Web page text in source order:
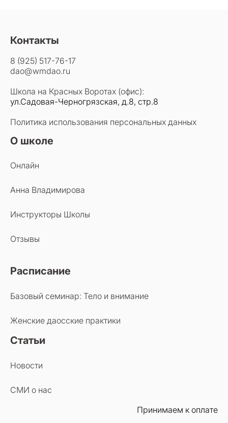
Контакты
8 (925) 517-76-17
dao@wmdao.ru
Школа на Красных Воротах (офис):
ул.Садовая-Черногрязская, д.8, стр.8
Политика использования персональных данных
О школе
Онлайн
Анна Владимирова
Инструкторы Школы
Отзывы
Расписание
Базовый семинар: Тело и внимание
Женские даосские практики
Статьи
Новости
СМИ о нас
Принимаем к оплате